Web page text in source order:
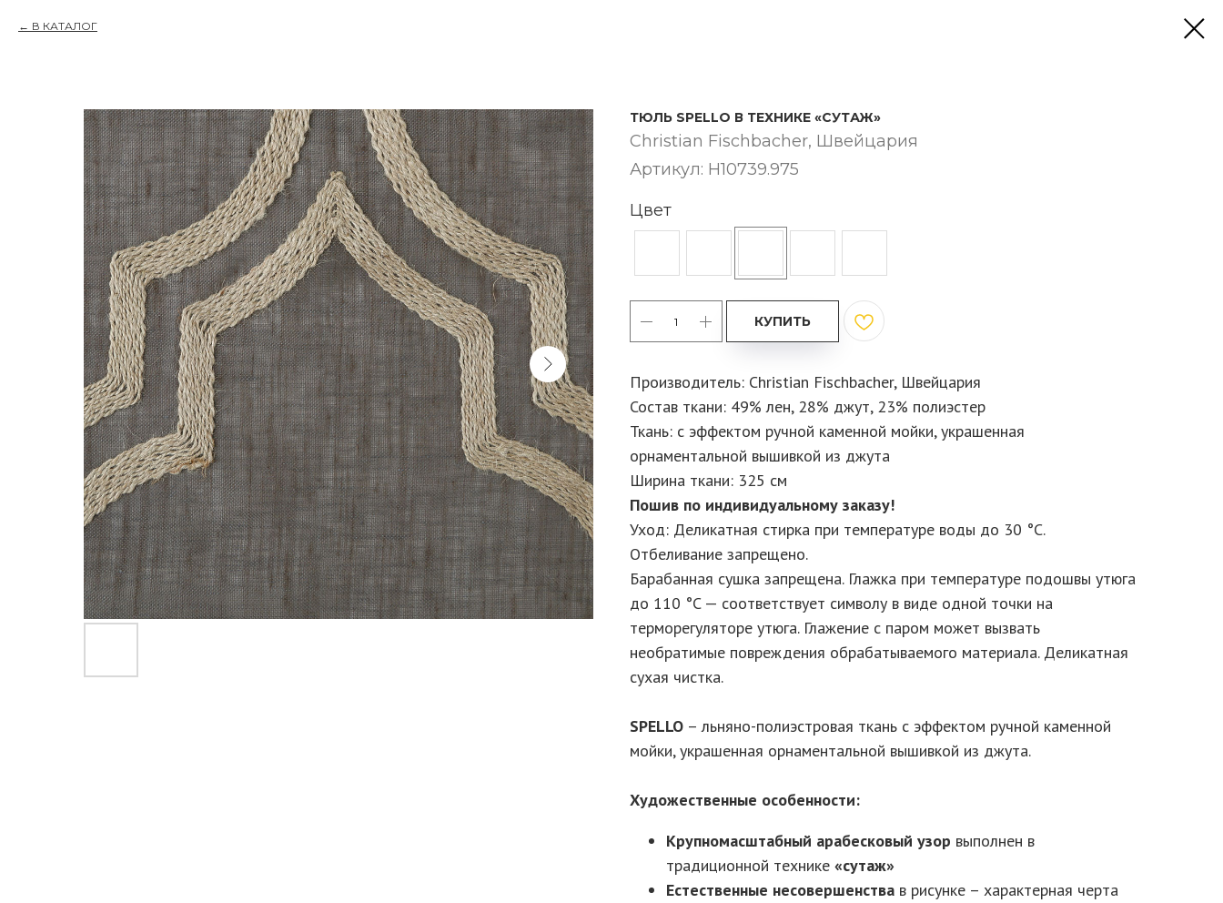
В КАТАЛОГ
ТЮЛЬ SPELLO В ТЕХНИКЕ «СУТАЖ»
Christian Fischbacher, Швейцария
Артикул: H10739.975
Цвет
КУПИТЬ
Производитель: Christian Fischbacher, Швейцария
Состав ткани: 49% лен, 28% джут, 23% полиэстер
Ткань: с эффектом ручной каменной мойки, украшенная
орнаментальной вышивкой из джута
Ширина ткани: 325 см
Пошив по индивидуальному заказу!
Уход: Деликатная стирка при температуре воды до 30 °C.
Отбеливание запрещено.
Барабанная сушка запрещена. Глажка при температуре подошвы утюга
до 110 °C — соответствует символу в виде одной точки на
терморегуляторе утюга. Глажение с паром может вызвать
необратимые повреждения обрабатываемого материала. Деликатная
сухая чистка.
SPELLO – льняно-полиэстровая ткань с эффектом ручной каменной
мойки, украшенная орнаментальной вышивкой из джута.
Художественные особенности:
Крупномасштабный арабесковый узор выполнен в
традиционной технике «сутаж»
Естественные несовершенства в рисунке – характерная черта